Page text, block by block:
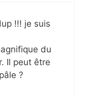
!!! je suis
du
Il peut être
?